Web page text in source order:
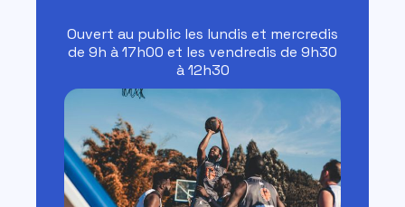
Ouvert au public les lundis et mercredis
de 9h à 17h00 et les vendredis de 9h30
à 12h30